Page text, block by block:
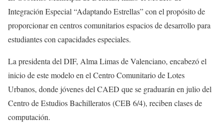
Integración Especial “Adaptando Estrellas” con el propósito de
proporcionar en centros comunitarios espacios de desarrollo para
estudiantes con capacidades especiales.
La presidenta del DIF, Alma Limas de Valenciano, encabezó el
inicio de este modelo en el Centro Comunitario de Lotes
Urbanos, donde jóvenes del CAED que se graduarán en julio del
Centro de Estudios Bachilleratos (CEB 6/4), reciben clases de
computación.